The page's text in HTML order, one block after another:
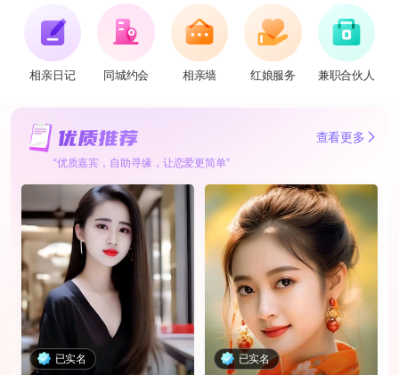
相亲日记 同城约会 相亲墙 红娘服务 兼职合伙人
查看更多
“优质嘉宾，自助寻缘，让恋爱更简单”
已实名 已实名